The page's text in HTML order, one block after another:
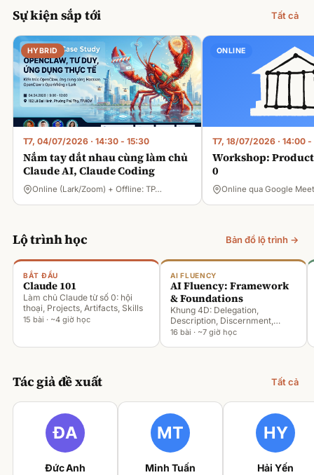
Sự kiện sắp tới Tất cả
HYBRID
T7, 04/07/2026 · 14:30 - 15:30
Nắm tay dắt nhau cùng làm chủ
Claude AI, Claude Coding
Online (Lark/Zoom) + Offline: TP…
ONLINE
T7, 18/07/2026 · 14:00 -
Workshop:
0
Online qua Google Meet
Lộ trình học Bản đồ lộ trình →
BẮT ĐẦU
Claude 101
Làm chủ Claude từ số 0: hội
thoại, Projects, Artifacts, Skills
15 bài · ~4 giờ học
AI FLUENCY
AI Fluency: Framework
& Foundations
Khung 4D: Delegation,
Description, Discernment,
Diligence
16 bài · ~7 giờ học
Tác giả đề xuất Tất cả
Đức Anh Minh Tuấn Hải Yến